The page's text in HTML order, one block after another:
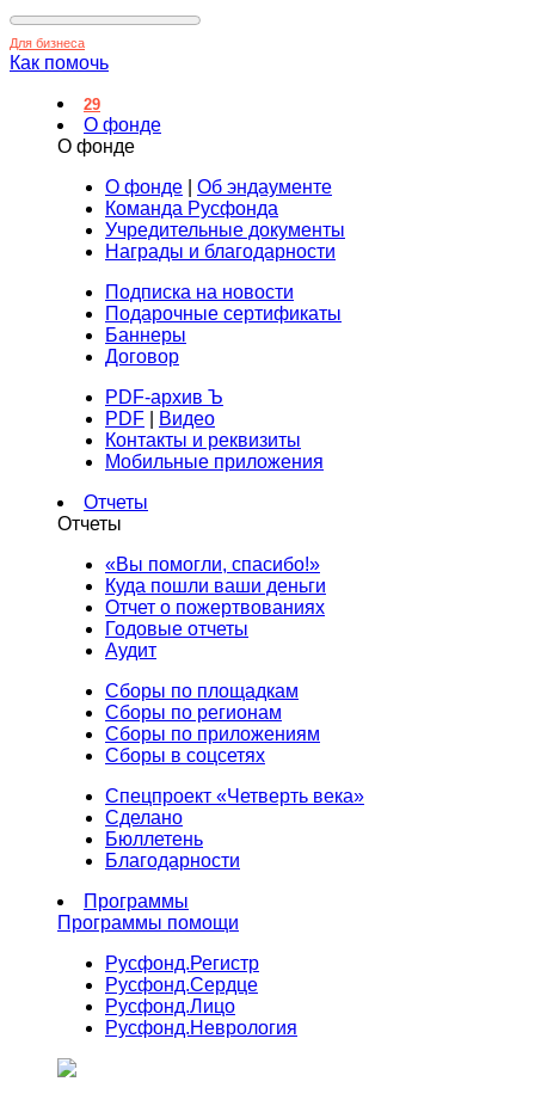
Для бизнеса
Как помочь
29
О фонде
О фонде
О фонде
Об эндаументе
Команда Русфонда
Учредительные документы
Награды и благодарности
Подписка на новости
Подарочные сертификаты
Баннеры
Договор
PDF-архив Ъ
PDF
Видео
Контакты и реквизиты
Мобильные приложения
Отчеты
Отчеты
«Вы помогли, спасибо!»
Куда пошли ваши деньги
Отчет о пожертвованиях
Годовые отчеты
Аудит
Сборы по площадкам
Сборы по регионам
Сборы по приложениям
Сборы в соцсетях
Спецпроект «Четверть века»
Сделано
Бюллетень
Благодарности
Программы
Программы помощи
Русфонд.Регистр
Русфонд.Сердце
Русфонд.Лицо
Русфонд.Неврология